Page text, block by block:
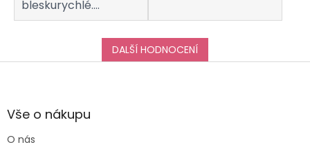
bleskurychlé.
Komunikaci s
obchodem hodnotím
taktéž na jedničku!
Děkuji za vše, a určitě
DALŠÍ HODNOCENÍ
Z
aVše o nákupu
O nás